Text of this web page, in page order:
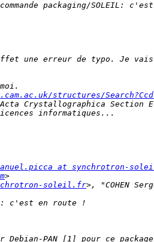
structures/
at synchrotron-
soleil.fr>, "COHEN